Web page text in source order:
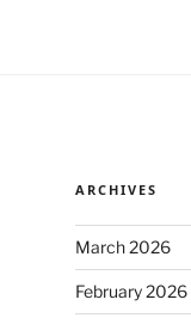
ARCHIVES
March 2026
February 2026